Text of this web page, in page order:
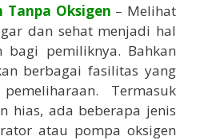
Tanpa Oksigen – Melihat
dan sehat menjadi hal
bagi pemiliknya. Bahkan
berbagai fasilitas yang
Termasuk
hias, ada beberapa jenis
atau pompa oksigen